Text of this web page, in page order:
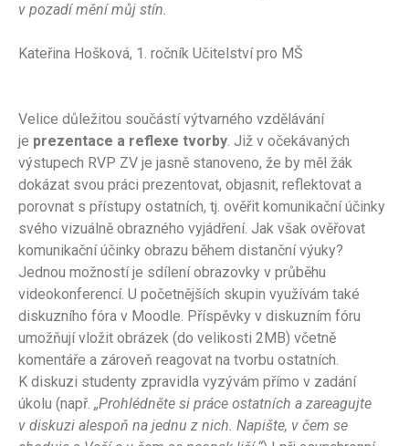
v pozadí mění můj stín.
Kateřina Hošková, 1. ročník Učitelství pro MŠ
Velice důležitou součástí výtvarného vzdělávání
je prezentace a reflexe tvorby. Již v očekávaných
výstupech RVP ZV je jasně stanoveno, že by měl žák
dokázat svou práci prezentovat, objasnit, reflektovat a
porovnat s přístupy ostatních, tj. ověřit komunikační účinky
svého vizuálně obrazného vyjádření. Jak však ověřovat
komunikační účinky obrazu během distanční výuky?
Jednou možností je sdílení obrazovky v průběhu
videokonferencí. U početnějších skupin využívám také
diskuzního fóra v Moodle. Příspěvky v diskuzním fóru
umožňují vložit obrázek (do velikosti 2MB) včetně
komentáře a zároveň reagovat na tvorbu ostatních.
K diskuzi studenty zpravidla vyzývám přímo v zadání
úkolu (např. „Prohlédněte si práce ostatních a zareagujte
v diskuzi alespoň na jednu z nich. Napište, v čem se